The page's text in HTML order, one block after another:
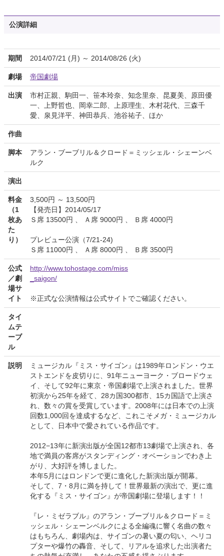
公演詳細
期間 2014/07/21 (月) ～ 2014/08/26 (火)
劇場 帝国劇場
出演
市村正親、駒田一、笹本玲奈、知念里奈、昆夏美、原田優
一、上野哲也、岡幸二郎、上原理生、木村花代、三森千
愛、泉見洋平、神田恭兵、池谷祐子、ほか
作曲
脚本
アラン・ブーブリル＆クロード＝ミッシェル・シェーンベ
ルク
演出
料金
（1
枚あ
た
り）
3,500円 ～ 13,500円
【発売日】2014/05/17
Ｓ席 13500円 、 Ａ席 9000円 、 Ｂ席 4000円
プレビュー公演（7/21-24)
Ｓ席 11000円 、 Ａ席 8000円 、 Ｂ席 3500円
公式
／劇
場サ
イト
http://www.tohostage.com/miss
_saigon/
※正式な公演情報は公式サイトでご確認ください。
タイ
ムテ
ーブ
ル
説明
ミュージカル『ミス・サイゴン』は1989年ロンドン・ウエ
ストエンドを皮切りに、91年ニューヨーク・ブロードウェ
イ、そして92年に東京・帝国劇場で上演されました。世界
初演から25年を経て、28カ国300都市、15カ国語で上演さ
れ、数々の賞を受賞しています。2008年には日本での上演
回数1,000回を達成するなど、これこそメガ・ミュージカル
として、日本中で愛されている作品です。
2012−13年に新演出版が全国12都市13劇場で上演され、各
地で満員の客席がスタンディング・オベーションでわき上
がり、大好評を博しました。
本年5月にはロンドンで更に進化した新演出版が開幕。
そして、7・8月に満を持して！世界最新の演出で、更に進
化する『ミス・サイゴン』が帝国劇場に登場します！！
『レ・ミゼラブル』のアラン・ブーブリル＆クロード＝ミ
ッシェル・シェーンベルクによる全編魂に響く名曲の数々
はもちろん、劇場内は、サイゴンの暑い夏の匂い、ヘリコ
プターや爆竹の轟音、そして、リアルを追求した出演者た